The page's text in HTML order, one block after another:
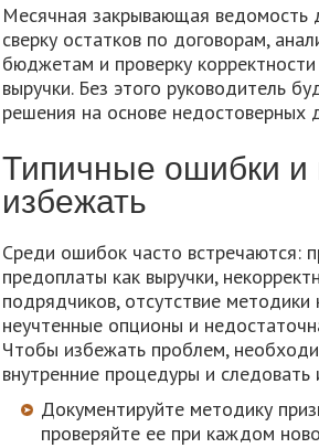
Месячная закрывающая ведомость
сверку остатков по договорам,
бюджетам и проверку
выручки. Без этого руководитель
решения на основе недостоверных
Типичные ошибки и
избежать
Среди ошибок часто встречаются:
предоплаты как выручки,
подрядчиков, отсутствие методики
неучтенные опционы и
Чтобы избежать проблем,
внутренние процедуры и следовать
Документируйте методику
проверяйте ее при каждом